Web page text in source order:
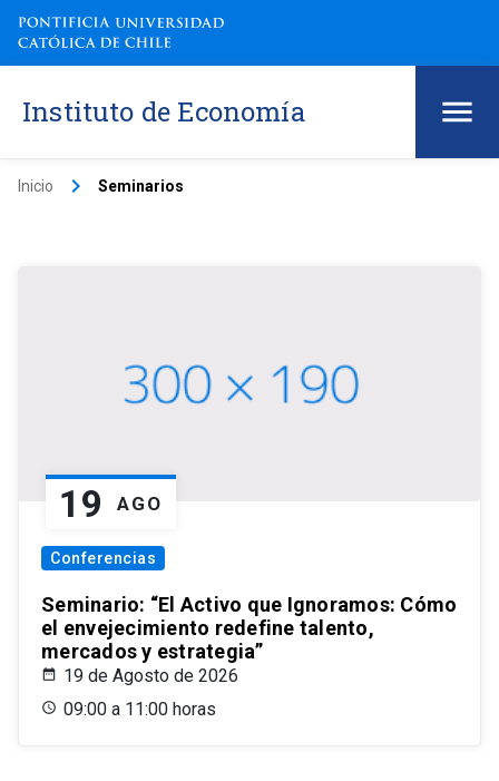
Instituto de Economía
Inicio keyboard_arrow_right Seminarios
19 AGO
Conferencias
Seminario: “El Activo que Ignoramos: Cómo
el envejecimiento redefine talento,
mercados y estrategia”
19 de Agosto de 2026
09:00 a 11:00 horas